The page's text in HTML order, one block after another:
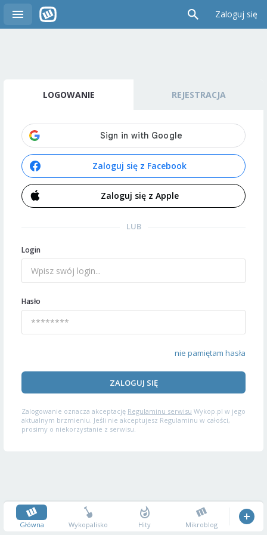
Zaloguj się
LOGOWANIE REJESTRACJA
Zaloguj się z Facebook
Zaloguj się z Apple
LUB
Login
Hasło
nie pamiętam hasła
ZALOGUJ SIĘ
Zalogowanie oznacza akceptację Regulaminu serwisu Wykop.pl w jego
aktualnym brzmieniu. Jeśli nie akceptujesz Regulaminu w całości,
prosimy o niekorzystanie z serwisu.
Główna Wykopalisko Hity Mikroblog